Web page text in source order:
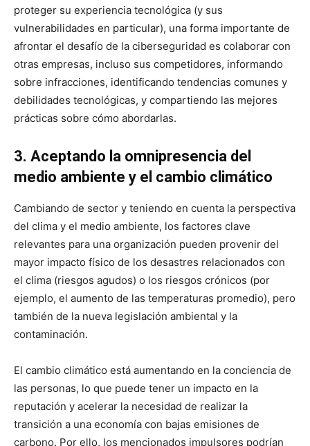
proteger su experiencia tecnológica (y sus
vulnerabilidades en particular), una forma importante de
afrontar el desafío de la ciberseguridad es colaborar con
otras empresas, incluso sus competidores, informando
sobre infracciones, identificando tendencias comunes y
debilidades tecnológicas, y compartiendo las mejores
prácticas sobre cómo abordarlas.
3. Aceptando la omnipresencia del
medio ambiente y el cambio climático
Cambiando de sector y teniendo en cuenta la perspectiva
del clima y el medio ambiente, los factores clave
relevantes para una organización pueden provenir del
mayor impacto físico de los desastres relacionados con
el clima (riesgos agudos) o los riesgos crónicos (por
ejemplo, el aumento de las temperaturas promedio), pero
también de la nueva legislación ambiental y la
contaminación.
El cambio climático está aumentando en la conciencia de
las personas, lo que puede tener un impacto en la
reputación y acelerar la necesidad de realizar la
transición a una economía con bajas emisiones de
carbono. Por ello, los mencionados impulsores podrían